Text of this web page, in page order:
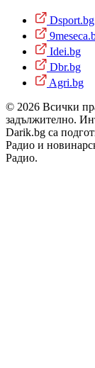
Dsport.bg
Idei.bg
Dbr.bg
Agri.bg
© 2026 Всички
задължително.
Darik.bg са
Радио и
Радио.